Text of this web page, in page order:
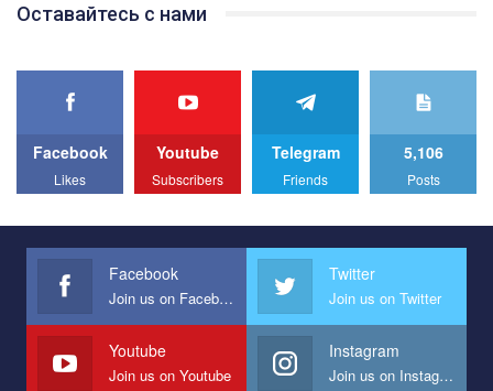
best video, representing programme for the development of
We appeal to your support and ask to help us implement our plan
All you have to do is to press "Like" below the video.
Эмоционально сильный ролик от команды "Гей-альянс
представляющий программу развития организации.
Мы просим вас поддержать нас и помочь нам реализовать
наш план по борьбе с насилием и дискриминацией на почве
СОГИ в Украине.
Все, что вам нужно сделать - это зайти на наш канал YouTube
Оставайтесь с нами
Facebook
Likes
Youtube
Subscribers
Telegram
Friends
5,106
Posts
Facebook
Join us on Facebook
Twitter
Join us on Twitter
Youtube
Join us on Youtube
Instagram
Join us on Instagram